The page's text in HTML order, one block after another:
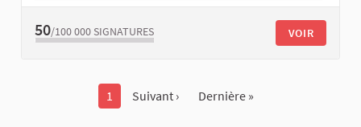
50/100 000 SIGNATURES VOIR
1 Suivant › Dernière »